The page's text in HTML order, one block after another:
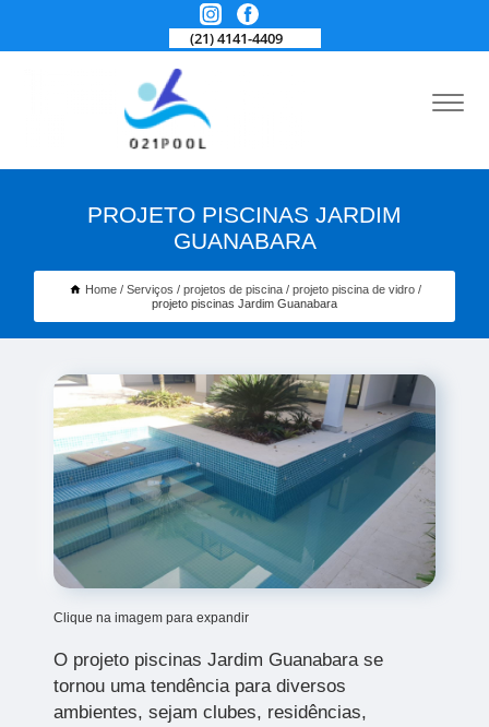
(21) 4141-4409
PROJETO PISCINAS JARDIM
GUANABARA
Home Serviços projetos de piscina
projeto piscina de vidro
projeto piscinas Jardim Guanabara
Clique na imagem para expandir
O projeto piscinas Jardim Guanabara se
tornou uma tendência para diversos
ambientes, sejam clubes, residências,